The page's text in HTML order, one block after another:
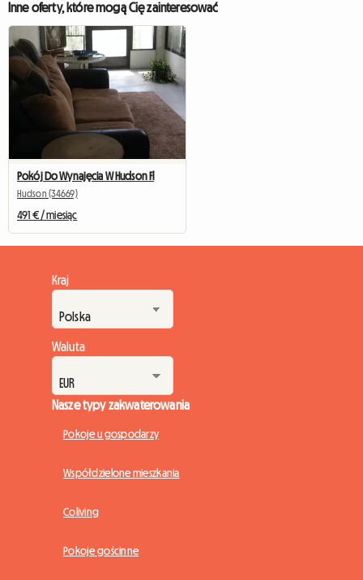
Inne oferty, które mogą Cię zainteresować
Pokój Do Wynajęcia W Hudson Fl
Hudson (34669)
491 € / miesiąc
Kraj
Waluta
Nasze typy zakwaterowania
Pokoje u gospodarzy
Współdzielone mieszkania
Coliving
Pokoje gościnne